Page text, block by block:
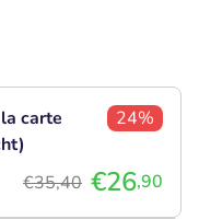
carte
24%
€35,40 €26,90